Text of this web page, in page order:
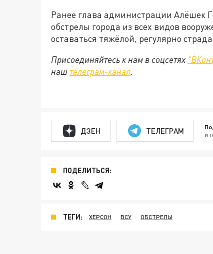
Ранее глава администрации Алёшек
обстрелы города из всех видов
оставаться тяжёлой, регулярно
Присоединяйтесь к нам в соцсетях
наш телеграм-канал.
ДЗЕН ТЕЛЕГРАМ и
ПОДЕЛИТЬСЯ:
ТЕГИ: ХЕРСОН ВСУ ОБСТРЕЛЫ